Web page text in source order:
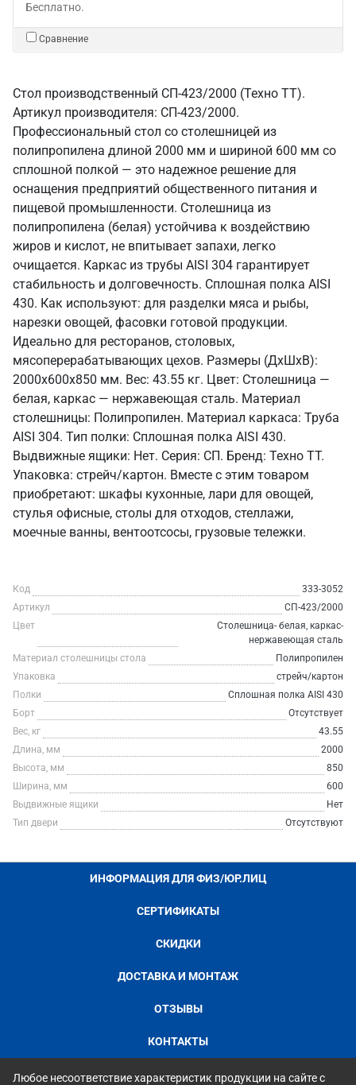
Бесплатно.
Сравнение
Стол производственный СП-423/2000 (Техно ТТ).
Артикул производителя: СП-423/2000.
Профессиональный стол со столешницей из
полипропилена длиной 2000 мм и шириной 600 мм со
сплошной полкой — это надежное решение для
оснащения предприятий общественного питания и
пищевой промышленности. Столешница из
полипропилена (белая) устойчива к воздействию
жиров и кислот, не впитывает запахи, легко
очищается. Каркас из трубы AISI 304 гарантирует
стабильность и долговечность. Сплошная полка AISI
430. Как используют: для разделки мяса и рыбы,
нарезки овощей, фасовки готовой продукции.
Идеально для ресторанов, столовых,
мясоперерабатывающих цехов. Размеры (ДхШхВ):
2000x600x850 мм. Вес: 43.55 кг. Цвет: Столешница —
белая, каркас — нержавеющая сталь. Материал
столешницы: Полипропилен. Материал каркаса: Труба
AISI 304. Тип полки: Сплошная полка AISI 430.
Выдвижные ящики: Нет. Серия: СП. Бренд: Техно ТТ.
Упаковка: стрейч/картон. Вместе с этим товаром
приобретают: шкафы кухонные, лари для овощей,
стулья офисные, столы для отходов, стеллажи,
моечные ванны, вентоотсосы, грузовые тележки.
Код
333-3052
Артикул
СП-423/2000
Цвет
Столешница- белая, каркас-
нержавеющая сталь
Материал столешницы стола
Полипропилен
Упаковка
стрейч/картон
Полки
Сплошная полка AISI 430
Борт
Отсутствует
Вес, кг
43.55
Длина, мм
2000
Высота, мм
850
Ширина, мм
600
Выдвижные ящики
Нет
Тип двери
Отсутствуют
ИНФОРМАЦИЯ ДЛЯ ФИЗ/ЮР.ЛИЦ
СЕРТИФИКАТЫ
СКИДКИ
ДОСТАВКА И МОНТАЖ
ОТЗЫВЫ
КОНТАКТЫ
Любое несоответствие характеристик продукции на сайте с